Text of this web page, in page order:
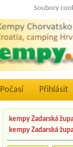
Soubory
Počasí Přihlásit
kempy Zadarská
kempy Zadarská